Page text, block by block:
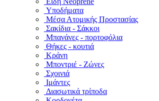
Υποδήματα
Μέσα Ατομικής Προστασίας
Σακίδια - Σάκκοι
Μπανάνες - πορτοφόλια
Θήκες - κουτιά
Κράνη
Μποντριέ - Ζώνες
Σχοινιά
Ιμάντες
Διασωτικά τρίποδα